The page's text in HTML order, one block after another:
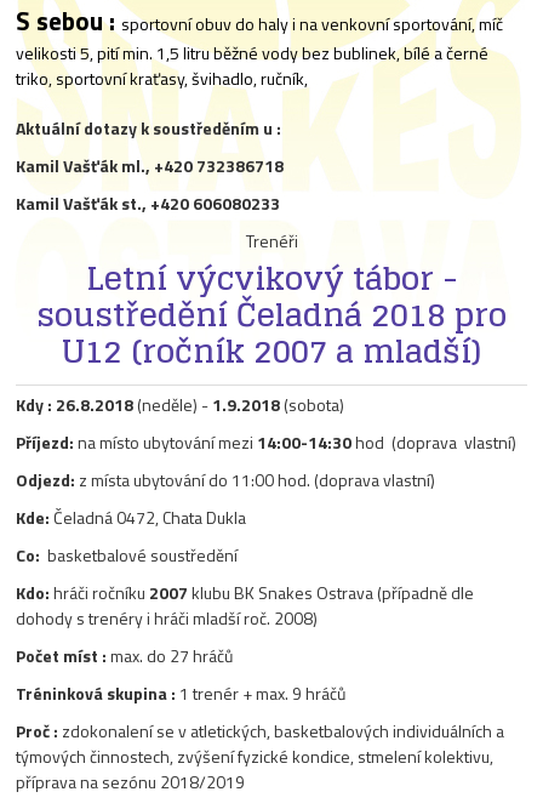
S sebou : sportovní obuv do haly i na venkovní sportování, míč
velikosti 5, pití min. 1,5 litru běžné vody bez bublinek, bílé a černé
triko, sportovní kraťasy, švihadlo, ručník,
Aktuální dotazy k soustředěním u :
Kamil Vašťák ml., +420 732386718
Kamil Vašťák st., +420 606080233
Trenéři
Letní výcvikový tábor -
soustředění Čeladná 2018 pro
U12 (ročník 2007 a mladší)
Kdy : 26.8.2018(neděle) -1.9.2018(sobota)
Příjezd:na místo ubytování mezi 14:00-14:30hod (doprava vlastní)
Odjezd: z místa ubytování do 11:00 hod. (doprava vlastní)
Kde:Čeladná 0472, Chata Dukla
Co: basketbalové soustředění
Kdo:hráči ročníku 2007klubu BK Snakes Ostrava (případně dle
dohody s trenéry i hráči mladší roč. 2008)
Počet míst :max. do 27 hráčů
Tréninková skupina : 1 trenér + max. 9 hráčů
Proč : zdokonalení se v atletických, basketbalových individuálních a
týmových činnostech, zvýšení fyzické kondice, stmelení kolektivu,
příprava na sezónu 2018/2019